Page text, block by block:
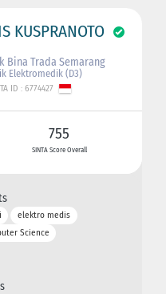
KUSPRANOTO
Bina Trada Semarang
Elektromedik (D3)
ID : 6774427
755
SINTA Score Overall
elektro medis
Science